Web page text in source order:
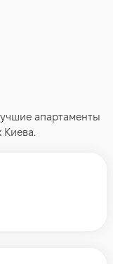
апартаменты
Киева.